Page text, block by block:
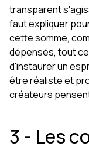
transparent
faut expliquer
cette somme,
dépensés, tout
d'instaurer un
être réaliste et
créateurs
3 - Les